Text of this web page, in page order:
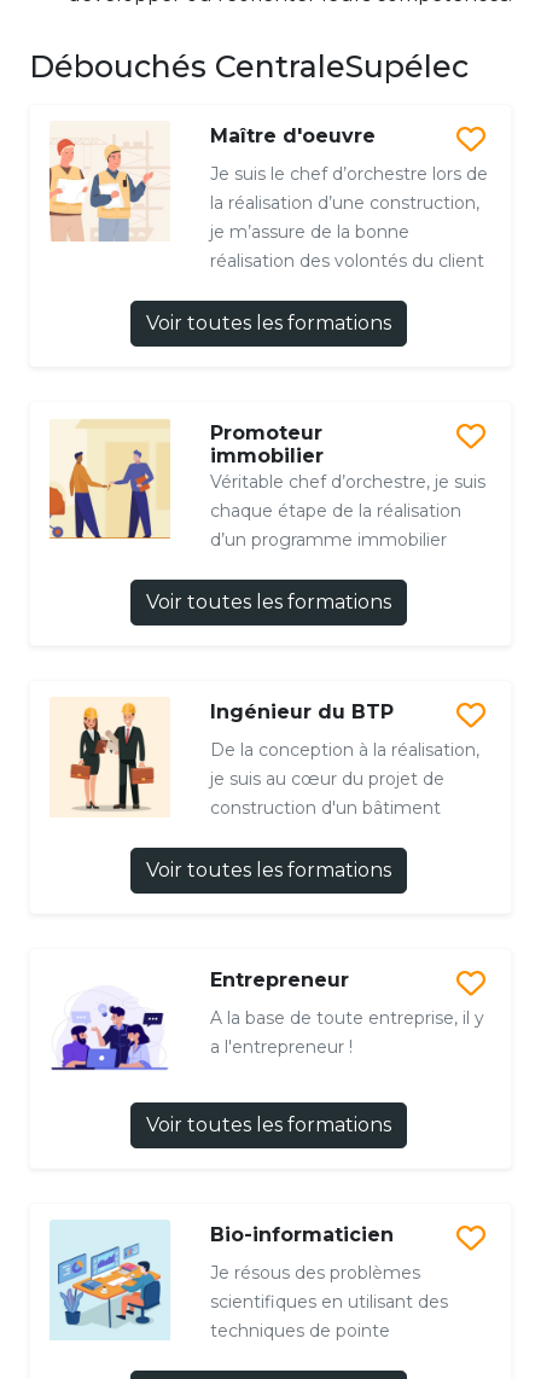
Débouchés CentraleSupélec
Maître d'oeuvre
Je suis le chef d’orchestre lors de
la réalisation d’une construction,
je m’assure de la bonne
réalisation des volontés du client
Voir toutes les formations
Promoteur
immobilier
Véritable chef d’orchestre, je suis
chaque étape de la réalisation
d’un programme immobilier
Voir toutes les formations
Ingénieur du BTP
De la conception à la réalisation,
je suis au cœur du projet de
construction d'un bâtiment
Voir toutes les formations
Entrepreneur
A la base de toute entreprise, il y
a l'entrepreneur !
Voir toutes les formations
Bio-informaticien
Je résous des problèmes
scientifiques en utilisant des
techniques de pointe